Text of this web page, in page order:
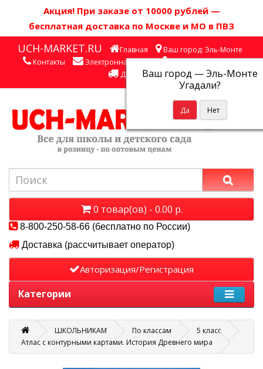
Акция! При заказе от 10000 рублей —
бесплатная доставка по Москве и МО в ПВЗ
UCH-MARKET.RU Главная Ваш город: Эль-Монте
Ваш город —Эль-Монте
Угадали?
Контакты Электронная почта
Личный кабинет
Доставка
0 товар(ов) - 0.00 р.
8-800-250-58-66 (бесплатно по России)
Доставка (рассчитывает оператор)
Авторизация/Регистрация
Категории
ШКОЛЬНИКАМ По классам
5 класс
Атлас с контурными картами. История Древнего мира